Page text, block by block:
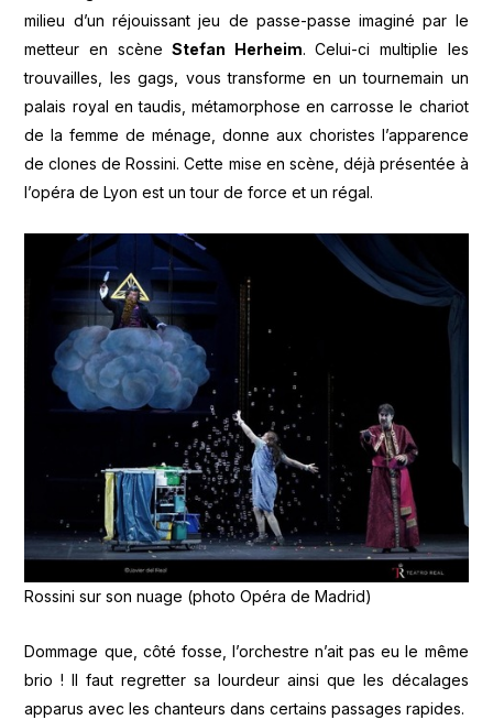
milieu d’un réjouissant jeu de passe-passe imaginé par le
metteur en scèneStefan Herheim. Celui-ci multiplie les
trouvailles, les gags, vous transforme en un tournemain un
palais royal en taudis, métamorphose en carrosse le chariot
de la femme de ménage, donne aux choristes l’apparence
de clones de Rossini. Cette mise en scène, déjà présentée à
l’opéra de Lyon est un tour de force et un régal.
Rossini sur son nuage (photo Opéra de Madrid)
Dommage que, côté fosse, l’orchestre n’ait pas eu le même
brio ! Il faut regretter sa lourdeur ainsi que les décalages
apparus avec les chanteurs dans certains passages rapides.